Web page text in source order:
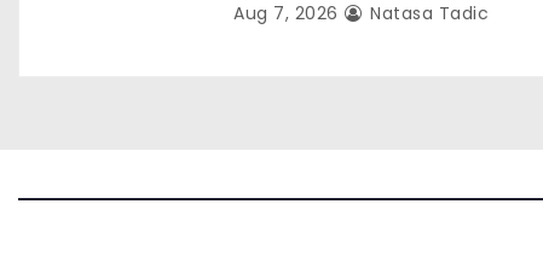
Aug 7, 2026 Natasa Tadic